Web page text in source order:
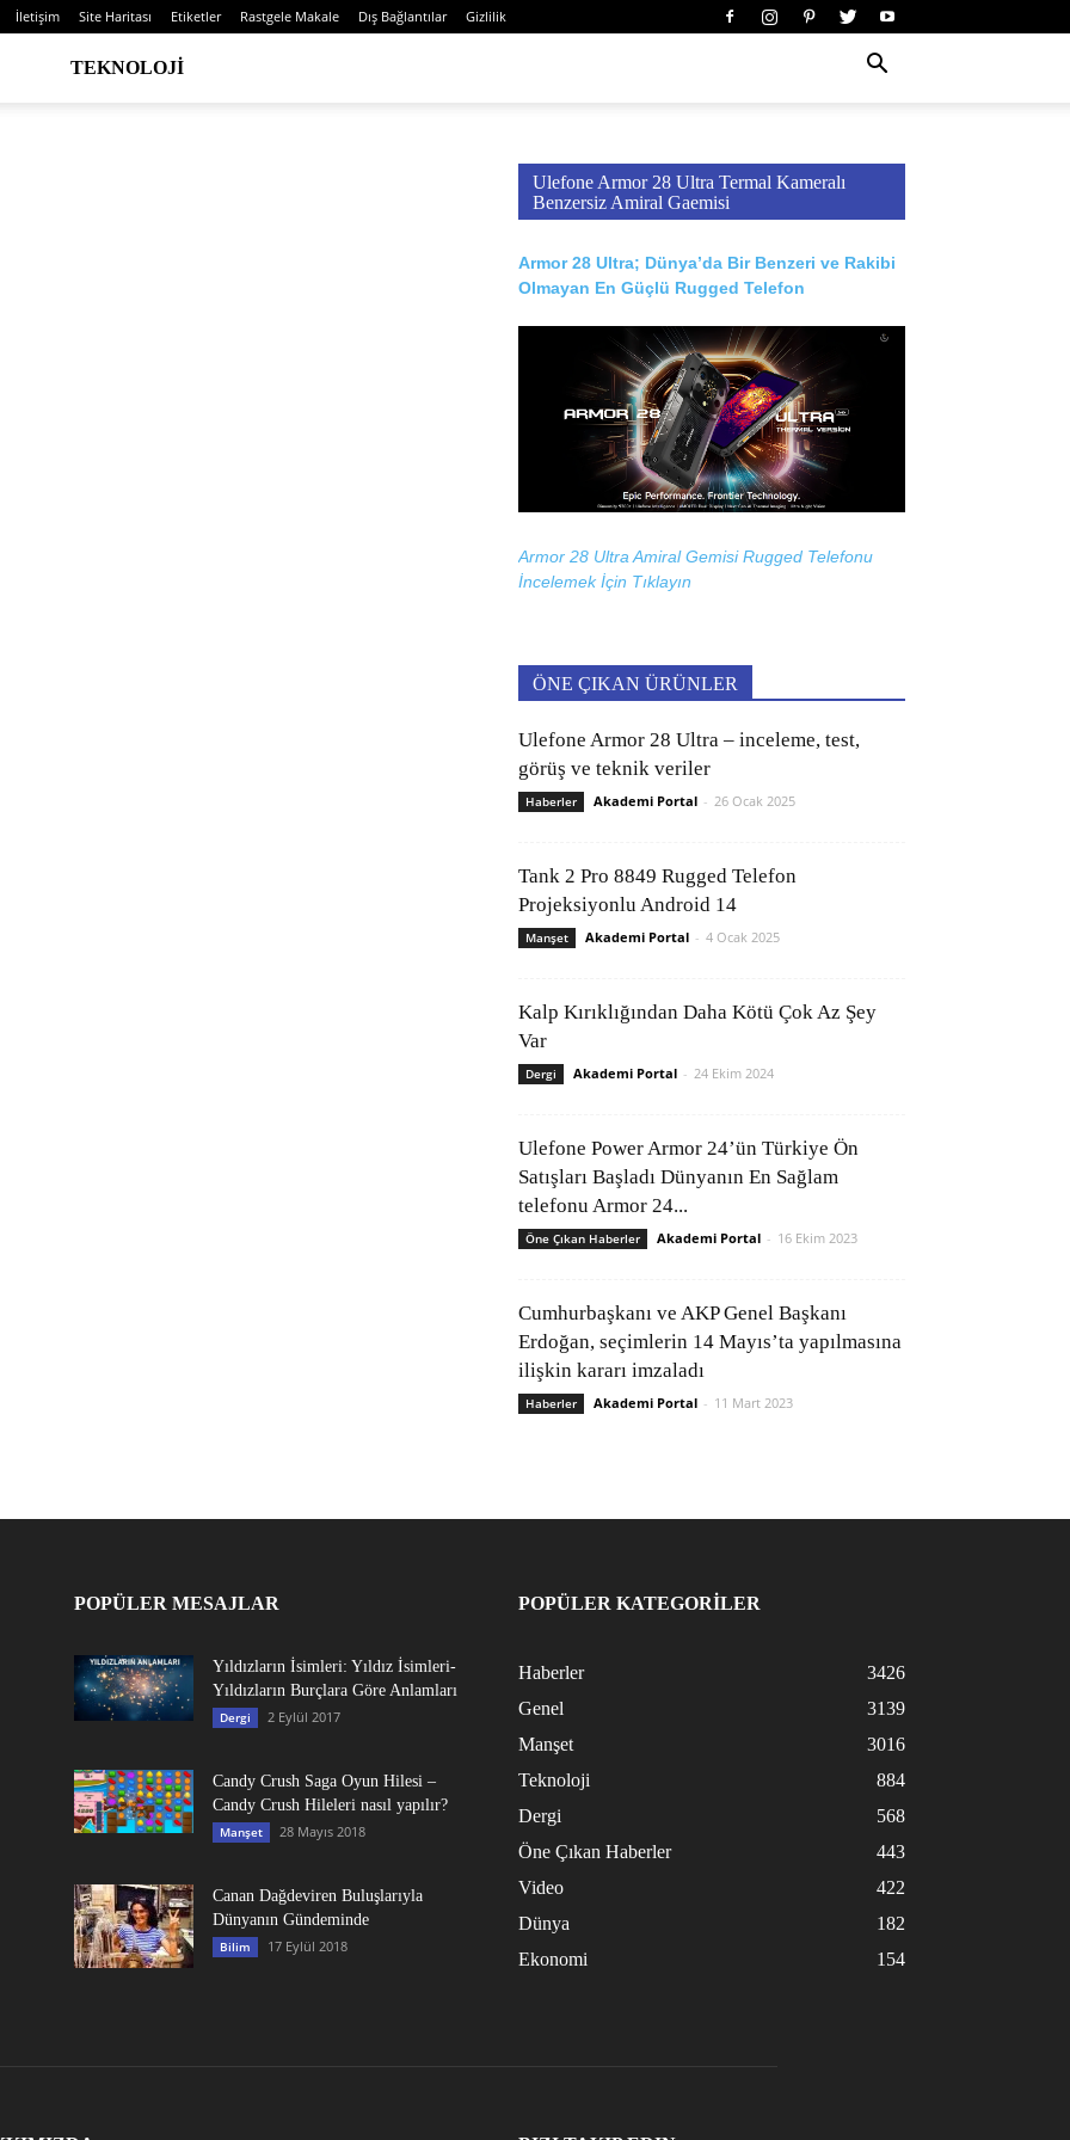
İletişim Site Haritası Etiketler Rastgele Makale Dış Bağlantılar Gizlilik
TEKNOLOJI
Ulefone Armor 28 Ultra Termal Kameralı
Benzersiz Amiral Gaemisi
Armor 28 Ultra; Dünya’da Bir Benzeri ve Rakibi
Olmayan En Güçlü Rugged Telefon
Armor 28 Ultra Amiral Gemisi Rugged Telefonu
İncelemek İçin Tıklayın
ÖNE ÇIKAN ÜRÜNLER
Ulefone Armor 28 Ultra – inceleme, test,
görüş ve teknik veriler
Haberler Akademi Portal - 26 Ocak 2025
Tank 2 Pro 8849 Rugged Telefon
Projeksiyonlu Android 14
Manşet Akademi Portal - 4 Ocak 2025
Kalp Kırıklığından Daha Kötü Çok Az Şey
Var
Dergi Akademi Portal - 24 Ekim 2024
Ulefone Power Armor 24’ün Türkiye Ön
Satışları Başladı Dünyanın En Sağlam
telefonu Armor 24...
Öne Çıkan Haberler Akademi Portal - 16 Ekim 2023
Cumhurbaşkanı ve AKP Genel Başkanı
Erdoğan, seçimlerin 14 Mayıs’ta yapılmasına
ilişkin kararı imzaladı
Haberler Akademi Portal - 11 Mart 2023
POPÜLER MESAJLAR
Yıldızların İsimleri: Yıldız İsimleri-
Yıldızların Burçlara Göre Anlamları
Dergi 2 Eylül 2017
Candy Crush Saga Oyun Hilesi –
Candy Crush Hileleri nasıl yapılır?
Manşet 28 Mayıs 2018
Canan Dağdeviren Buluşlarıyla
Dünyanın Gündeminde
Bilim 17 Eylül 2018
POPÜLER KATEGORİLER
Haberler
3426
Genel
3139
Manşet
3016
Teknoloji
884
Dergi
568
Öne Çıkan Haberler
443
Video
422
Dünya
182
Ekonomi
154